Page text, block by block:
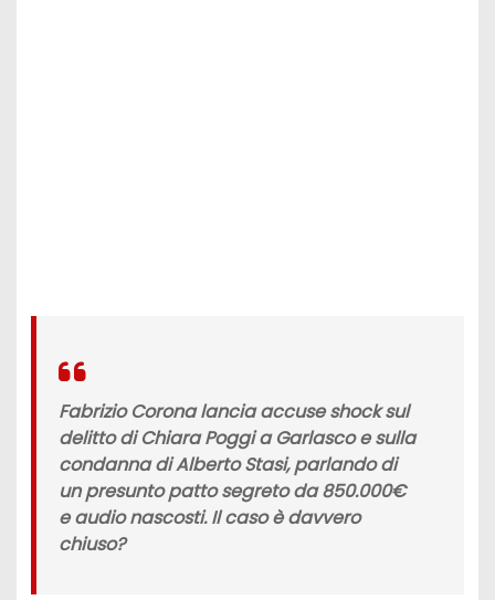
Fabrizio Corona lancia accuse shock sul
delitto di Chiara Poggi a Garlasco e sulla
condanna di Alberto Stasi, parlando di
un presunto patto segreto da 850.000€
e audio nascosti. Il caso è davvero
chiuso?